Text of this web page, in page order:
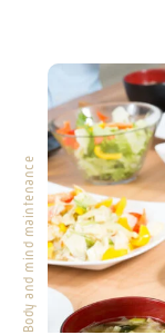
Body and mind maintenance